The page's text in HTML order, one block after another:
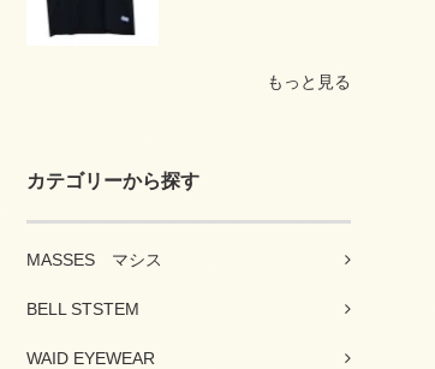
もっと見る
カテゴリーから探す
MASSES マシス
BELL STSTEM
WAID EYEWEAR